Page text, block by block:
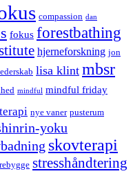
compassion dan
fokus forestbathing
hjerneforskning jon
lisa klint mbsr
mindful mindful friday
nye vaner pusterum
yoku
skovterapi
stresshåndtering